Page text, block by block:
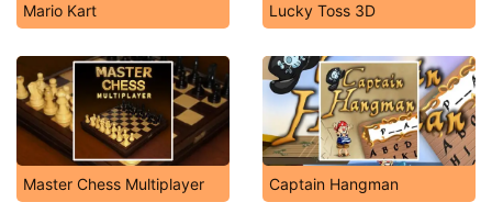
Mario Kart Lucky Toss 3D
Master Chess Multiplayer Captain Hangman